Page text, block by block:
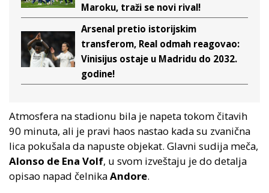
Maroku, traži se novi rival!
Arsenal pretio istorijskim
transferom, Real odmah reagovao:
Vinisijus ostaje u Madridu do 2032.
godine!
Atmosfera na stadionu bila je napeta tokom čitavih
90 minuta, ali je pravi haos nastao kada su zvanična
lica pokušala da napuste objekat. Glavni sudija meča,
Alonso de Ena Volf, u svom izveštaju je do detalja
opisao napad čelnikaAndore.